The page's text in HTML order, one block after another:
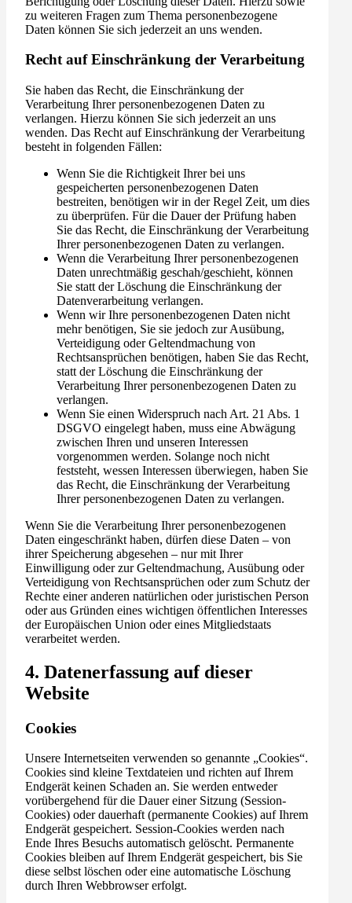
zu weiteren Fragen zum Thema personenbezogene
Daten können Sie sich jederzeit an uns wenden.
Recht auf Einschränkung der Verarbeitung
Sie haben das Recht, die Einschränkung der
Verarbeitung Ihrer personenbezogenen Daten zu
verlangen. Hierzu können Sie sich jederzeit an uns
wenden. Das Recht auf Einschränkung der Verarbeitung
besteht in folgenden Fällen:
Wenn Sie die Richtigkeit Ihrer bei uns
gespeicherten personenbezogenen Daten
bestreiten, benötigen wir in der Regel Zeit, um dies
zu überprüfen. Für die Dauer der Prüfung haben
Sie das Recht, die Einschränkung der Verarbeitung
Ihrer personenbezogenen Daten zu verlangen.
Wenn die Verarbeitung Ihrer personenbezogenen
Daten unrechtmäßig geschah/geschieht, können
Sie statt der Löschung die Einschränkung der
Datenverarbeitung verlangen.
Wenn wir Ihre personenbezogenen Daten nicht
mehr benötigen, Sie sie jedoch zur Ausübung,
Verteidigung oder Geltendmachung von
Rechtsansprüchen benötigen, haben Sie das Recht,
statt der Löschung die Einschränkung der
Verarbeitung Ihrer personenbezogenen Daten zu
verlangen.
Wenn Sie einen Widerspruch nach Art. 21 Abs. 1
DSGVO eingelegt haben, muss eine Abwägung
zwischen Ihren und unseren Interessen
vorgenommen werden. Solange noch nicht
feststeht, wessen Interessen überwiegen, haben Sie
das Recht, die Einschränkung der Verarbeitung
Ihrer personenbezogenen Daten zu verlangen.
Wenn Sie die Verarbeitung Ihrer personenbezogenen
Daten eingeschränkt haben, dürfen diese Daten – von
ihrer Speicherung abgesehen – nur mit Ihrer
Einwilligung oder zur Geltendmachung, Ausübung oder
Verteidigung von Rechtsansprüchen oder zum Schutz der
Rechte einer anderen natürlichen oder juristischen Person
oder aus Gründen eines wichtigen öffentlichen Interesses
der Europäischen Union oder eines Mitgliedstaats
verarbeitet werden.
4. Datenerfassung auf dieser
Website
Cookies
Unsere Internetseiten verwenden so genannte „Cookies“.
Cookies sind kleine Textdateien und richten auf Ihrem
Endgerät keinen Schaden an. Sie werden entweder
vorübergehend für die Dauer einer Sitzung (Session-
Cookies) oder dauerhaft (permanente Cookies) auf Ihrem
Endgerät gespeichert. Session-Cookies werden nach
Ende Ihres Besuchs automatisch gelöscht. Permanente
Cookies bleiben auf Ihrem Endgerät gespeichert, bis Sie
diese selbst löschen oder eine automatische Löschung
durch Ihren Webbrowser erfolgt.